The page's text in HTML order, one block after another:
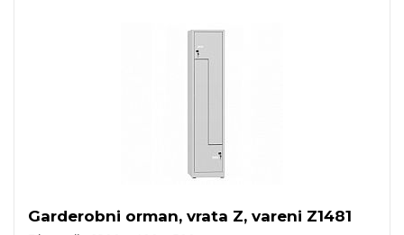
Garderobni orman, vrata Z, vareni Z1481